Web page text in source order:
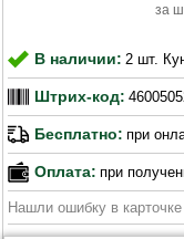
В наличии: 2 шт.
Штрих-код:
Бесплатно: при
Оплата: при
Нашли ошибку в карточке